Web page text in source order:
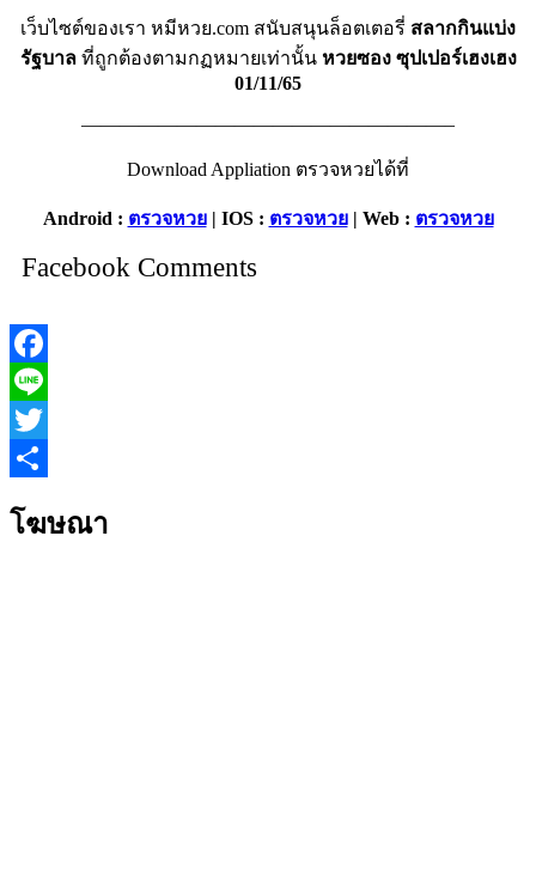
เว็บไซต์ของเรา หมีหวย.com สนับสนุนล็อตเตอรี่ สลากกินแบ่ง
รัฐบาล ที่ถูกต้องตามกฏหมายเท่านั้น หวยซอง ซุปเปอร์เฮงเฮง
01/11/65
———————————————————–
Download Appliation ตรวจหวยได้ที่
Android : ตรวจหวย| IOS : ตรวจหวย| Web : ตรวจหวย
Facebook Comments
Facebook
Line
Twitter
โฆษณา